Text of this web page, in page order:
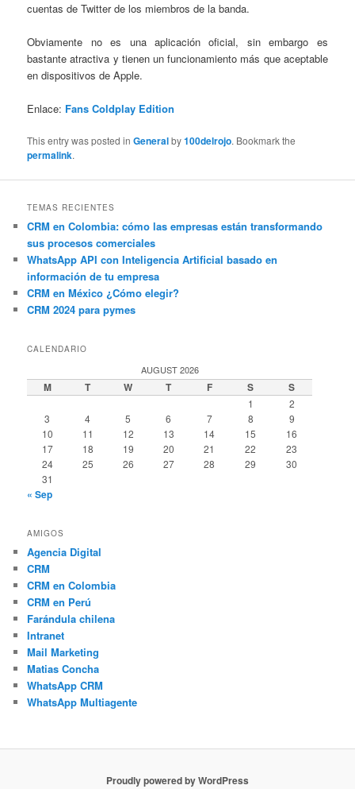
cuentas de Twitter de los miembros de la banda.
Obviamente no es una aplicación oficial, sin embargo es
bastante atractiva y tienen un funcionamiento más que aceptable
en dispositivos de Apple.
Enlace: Fans Coldplay Edition
This entry was posted inGeneralby100delrojo. Bookmark the
permalink.
TEMAS RECIENTES
CRM en Colombia: cómo las empresas están transformando
sus procesos comerciales
WhatsApp API con Inteligencia Artificial basado en
información de tu empresa
CRM en México ¿Cómo elegir?
CRM 2024 para pymes
CALENDARIO
AUGUST 2026
M T W T F S S
1
2
3
4 5 6 7 8
9
10
11 12 13 14 15
16
17
18 19 20 21 22
23
24
25 26 27 28 29
30
31
« Sep
AMIGOS
Agencia Digital
CRM
CRM en Colombia
CRM en Perú
Farándula chilena
Intranet
Mail Marketing
Matias Concha
WhatsApp CRM
WhatsApp Multiagente
Proudly powered by WordPress